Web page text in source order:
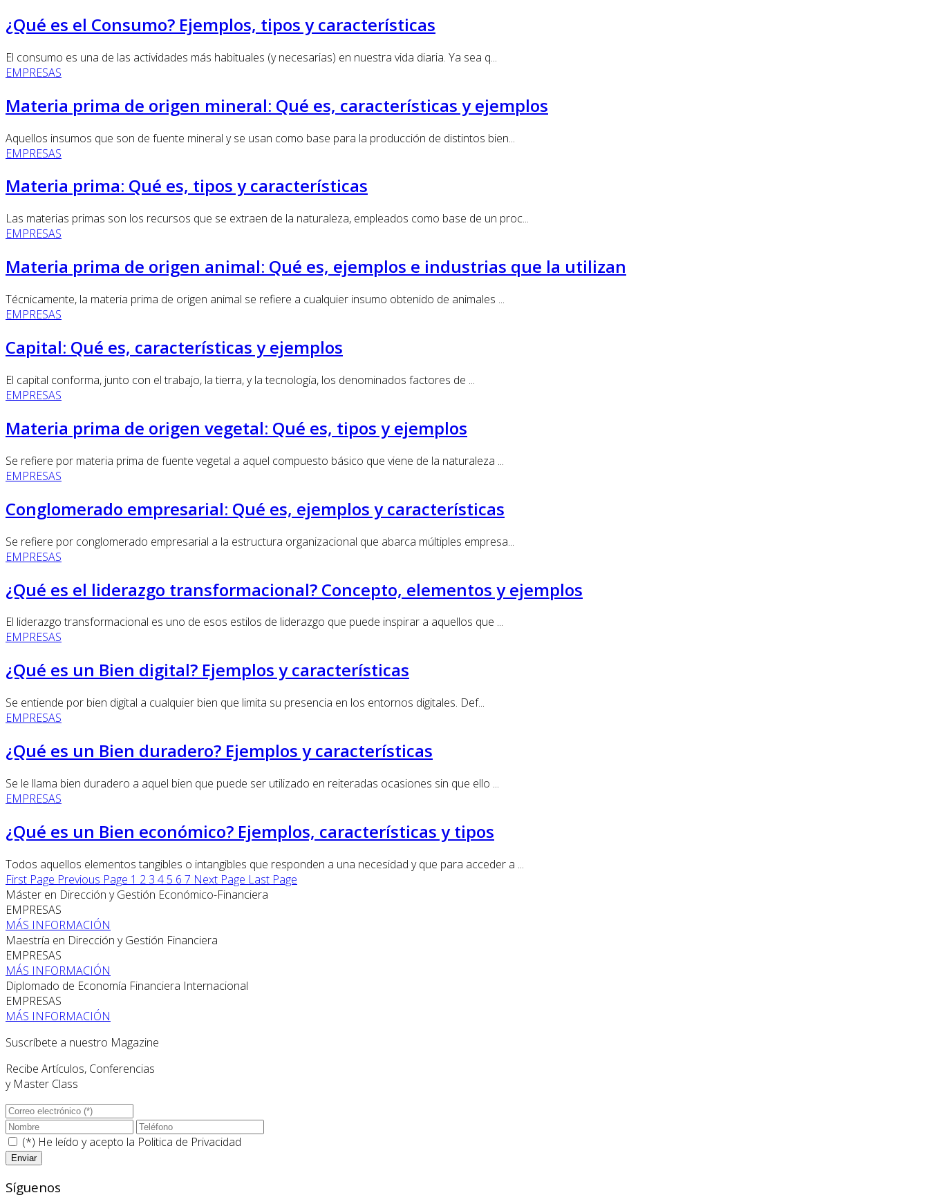
¿Qué es el Consumo? Ejemplos, tipos y características
El consumo es una de las actividades más habituales (y necesarias) en nuestra vida diaria. Ya sea q...
EMPRESAS
Materia prima de origen mineral: Qué es, características y ejemplos
Aquellos insumos que son de fuente mineral y se usan como base para la producción de distintos bien...
EMPRESAS
Materia prima: Qué es, tipos y características
Las materias primas son los recursos que se extraen de la naturaleza, empleados como base de un proc...
EMPRESAS
Materia prima de origen animal: Qué es, ejemplos e industrias que la utilizan
Técnicamente, la materia prima de origen animal se refiere a cualquier insumo obtenido de animales ...
EMPRESAS
Capital: Qué es, características y ejemplos
El capital conforma, junto con el trabajo, la tierra, y la tecnología, los denominados factores de ...
EMPRESAS
Materia prima de origen vegetal: Qué es, tipos y ejemplos
Se refiere por materia prima de fuente vegetal a aquel compuesto básico que viene de la naturaleza ...
EMPRESAS
Conglomerado empresarial: Qué es, ejemplos y características
Se refiere por conglomerado empresarial a la estructura organizacional que abarca múltiples empresa...
EMPRESAS
¿Qué es el liderazgo transformacional? Concepto, elementos y ejemplos
El liderazgo transformacional es uno de esos estilos de liderazgo que puede inspirar a aquellos que ...
EMPRESAS
¿Qué es un Bien digital? Ejemplos y características
Se entiende por bien digital a cualquier bien que limita su presencia en los entornos digitales. Def...
EMPRESAS
¿Qué es un Bien duradero? Ejemplos y características
Se le llama bien duradero a aquel bien que puede ser utilizado en reiteradas ocasiones sin que ello ...
EMPRESAS
¿Qué es un Bien económico? Ejemplos, características y tipos
Todos aquellos elementos tangibles o intangibles que responden a una necesidad y que para acceder a ...
First Page Previous Page 1 2 3 4 5 6 7 Next Page Last Page
Máster en Dirección y Gestión Económico-Financiera
EMPRESAS
MÁS INFORMACIÓN
Maestría en Dirección y Gestión Financiera
EMPRESAS
MÁS INFORMACIÓN
Diplomado de Economía Financiera Internacional
EMPRESAS
MÁS INFORMACIÓN
Suscríbete a nuestro Magazine
Recibe Artículos, Conferencias
y Master Class
(*) He leído y acepto la Politica de Privacidad
Síguenos